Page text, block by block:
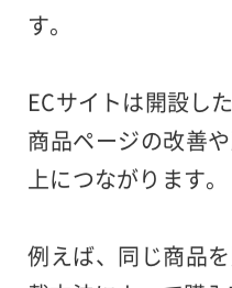
・ECサイトは運営
ECサイトを運営す
す。
商品ページの改善